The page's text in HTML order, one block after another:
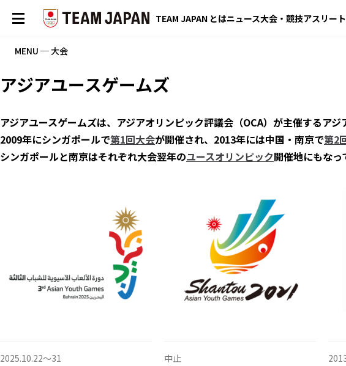
TEAM JAPAN とはニュース大会・競技アスリー
MENU ─ 大会
アジアユースゲームズ
アジアユースゲームズは、アジアオリンピック評議会（OCA）が主催するア
2009年にシンガポールで第1回大会が開催され、2013年には中国・南京で第2
シンガポールと南京はそれぞれ大会翌年のユースオリンピック開催地にもなっ
2025.10.22〜31
中止